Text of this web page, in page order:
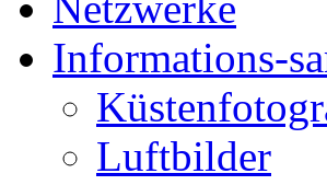
Informations-
Luftbilder